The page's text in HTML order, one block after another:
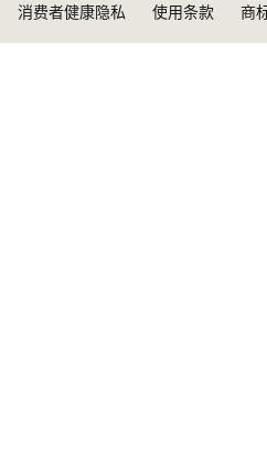
消费者健康隐私
使用条款 商